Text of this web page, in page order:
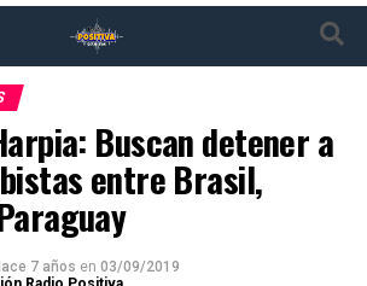
Buscan detener a
entre Brasil,
7 años en 03/09/2019